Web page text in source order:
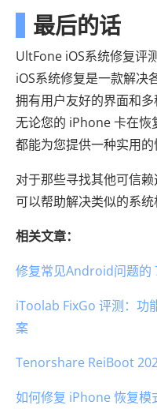
最后的话
UltFone iOS系统修复评
iOS系统修复是一款解决
拥有用户友好的界面和多
无论您的 iPhone 卡在恢
都能为您提供一种实用的
对于那些寻找其他可信赖
可以帮助解决类似的系统
相关文章：
修复常见Android问题
iToolab FixGo 评测：功
案
Tenorshare ReiBoot
如何修复 iPhone 恢复模